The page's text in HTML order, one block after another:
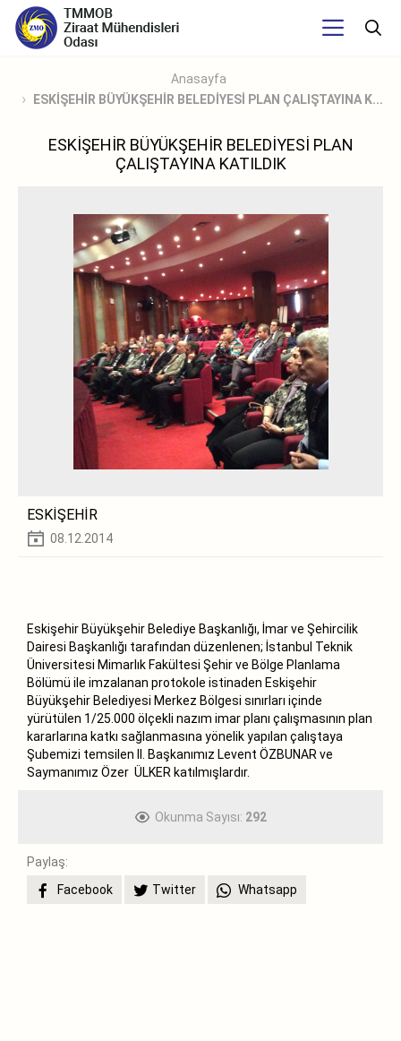
Anasayfa
ESKİŞEHİR BÜYÜKŞEHİR BELEDİYESİ PLAN ÇALIŞTAYINA K...
ESKİŞEHİR BÜYÜKŞEHİR BELEDİYESİ PLAN
ÇALIŞTAYINA KATILDIK
ESKİŞEHİR
08.12.2014
Eskişehir Büyükşehir Belediye Başkanlığı, İmar ve Şehircilik
Dairesi Başkanlığı tarafından düzenlenen; İstanbul Teknik
Üniversitesi Mimarlık Fakültesi Şehir ve Bölge Planlama
Bölümü ile imzalanan protokole istinaden Eskişehir
Büyükşehir Belediyesi Merkez Bölgesi sınırları içinde
yürütülen 1/25.000 ölçekli nazım imar planı çalışmasının plan
kararlarına katkı sağlanmasına yönelik yapılan çalıştaya
Şubemizi temsilen II. Başkanımız Levent ÖZBUNAR ve
Saymanımız Özer ÜLKER katılmışlardır.
Okunma Sayısı: 292
Paylaş:
Facebook
Twitter Whatsapp